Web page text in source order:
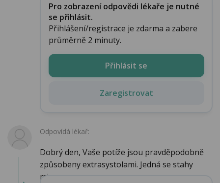
Pro zobrazení odpovědi lékaře je nutné
se přihlásit.
Přihlášení/registrace je zdarma a zabere
průměrně 2 minuty.
Přihlásit se
Zaregistrovat
Odpovídá lékař:
Dobrý den, Vaše potíže jsou pravděpodobně
způsobeny extrasystolami. Jedná se stahy
mimo prav...